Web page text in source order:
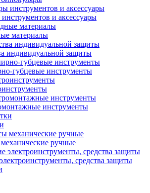
и аксессуары
материалы
индивидуальной защиты
губцевые инструменты
инструменты
ручные
средства защиты